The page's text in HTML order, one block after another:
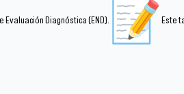
Diagnóstica (END). Este